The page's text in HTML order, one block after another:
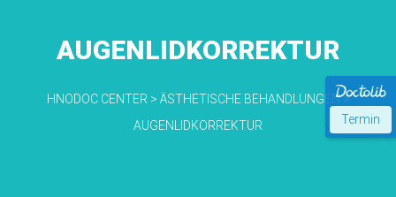
Termin
AUGENLIDKORREKTUR
HNODOC CENTER > ÄSTHETISCHE BEHANDLUNGEN>
AUGENLIDKORREKTUR